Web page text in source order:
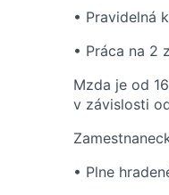
• Pravidelná
• Práca na 2
Mzda je od
v závislosti
• Plne